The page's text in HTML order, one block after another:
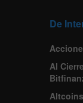
De
Al
Altcoins